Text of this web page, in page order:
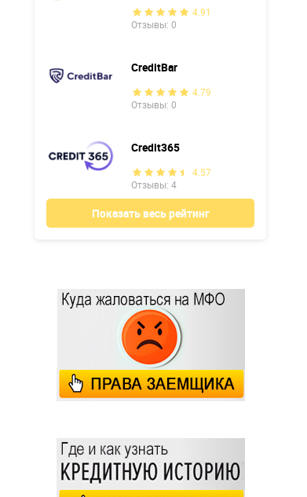
4.91
Отзывы: 0
CreditBar
4.79
Отзывы: 0
Credit365
4.57
Отзывы: 4
Показать весь рейтинг